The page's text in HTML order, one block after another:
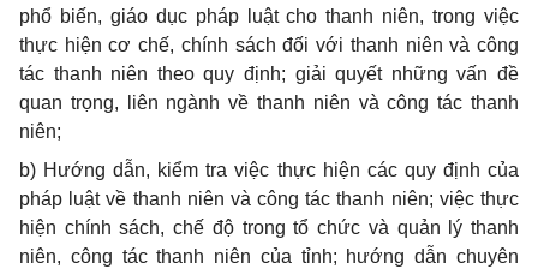
phổ biến, giáo dục pháp luật cho thanh niên, trong việc
thực hiện cơ chế, chính sách đối với thanh niên và công
tác thanh niên theo quy định; giải quyết những vấn đề
quan trọng, liên ngành về thanh niên và công tác thanh
niên;
b) Hướng dẫn, kiểm tra việc thực hiện các quy định của
pháp luật về thanh niên và công tác thanh niên; việc thực
hiện chính sách, chế độ trong tổ chức và quản lý thanh
niên, công tác thanh niên của tỉnh; hướng dẫn chuyên